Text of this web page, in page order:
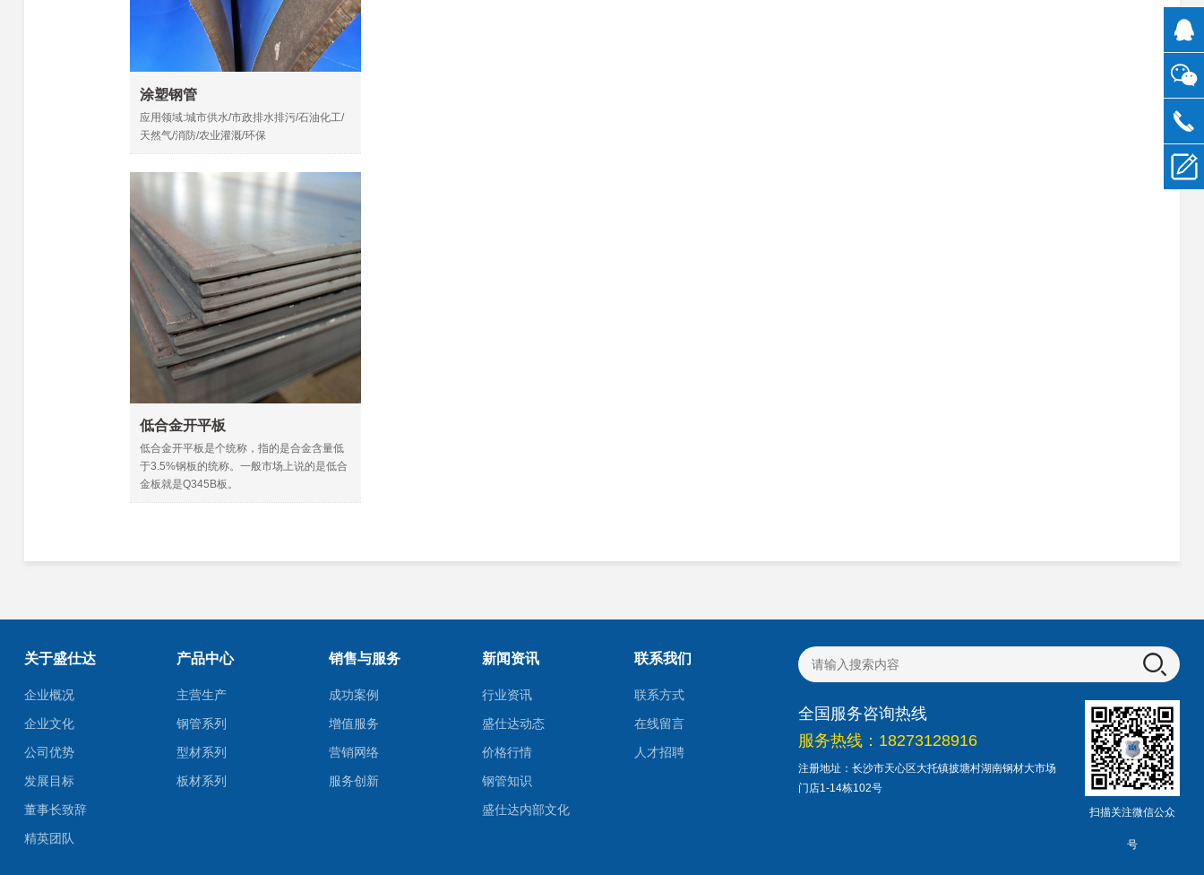
涂塑钢管
应用领域:城市供水/市政排水排污/石油化工/
天然气/消防/农业灌溉/环保
低合金开平板
低合金开平板是个统称，指的是合金含量低
于3.5%钢板的统称。一般市场上说的是低合
金板就是Q345B板。
关于盛仕达
企业概况
企业文化
公司优势
发展目标
董事长致辞
精英团队
产品中心
主营生产
钢管系列
型材系列
板材系列
销售与服务
成功案例
增值服务
营销网络
服务创新
新闻资讯
行业资讯
盛仕达动态
价格行情
钢管知识
盛仕达内部文化
联系我们
联系方式
在线留言
人才招聘
全国服务咨询热线
服务热线：18273128916
注册地址：长沙市天心区大托镇披塘村湖南钢材大市场
门店1-14栋102号
扫描关注微信公众
号